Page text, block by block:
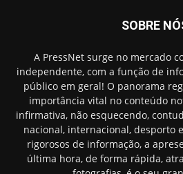
SOBRE
A PressNet surge no mercado
independente, com a função de
público em geral! O panorama
importância vital no conteúdo
infirmativa, não esquecendo,
nacional, internacional, desporto
rigorosos de informação, a
última hora, de forma rápida,